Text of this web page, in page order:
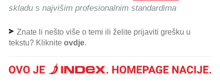
skladu s najvišim profesionalnim standardima
Znate li nešto više o temi ili želite prijaviti grešku u
tekstu? Kliknite ovdje.